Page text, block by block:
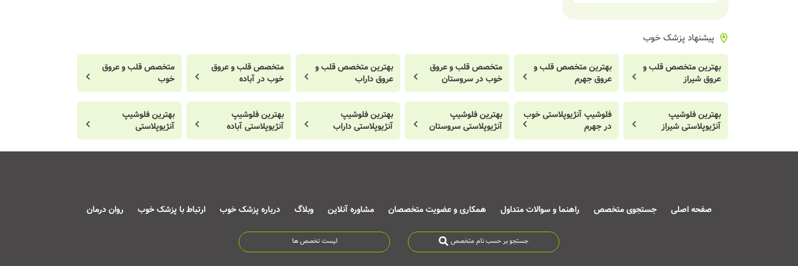
پیشنهاد پزشک خوب
بهترین متخصص قلب و
عروق شیراز
بهترین متخصص قلب و
عروق جهرم
متخصص قلب و عروق
خوب در سروستان
بهترین متخصص قلب و
عروق داراب
متخصص قلب و عروق
خوب در آباده
متخصص قلب و عروق
خوب
بهترین فلوشیپ
آنژیوپلاستی شیراز
فلوشیپ آنژیوپلاستی خوب
در جهرم
بهترین فلوشیپ
آنژیوپلاستی سروستان
بهترین فلوشیپ
آنژیوپلاستی داراب
بهترین فلوشیپ
آنژیوپلاستی آباده
بهترین فلوشیپ
آنژیوپلاستی
صفحه اصلی جستجوی متخصص راهنما و سوالات متداول همکاری و عضویت متخصصان مشاوره آنلاین وبلاگ درباره پزشک خوب ارتباط با پزشک خوب روان درمان
جستجو بر حسب نام متخصص لیست تخصص ها